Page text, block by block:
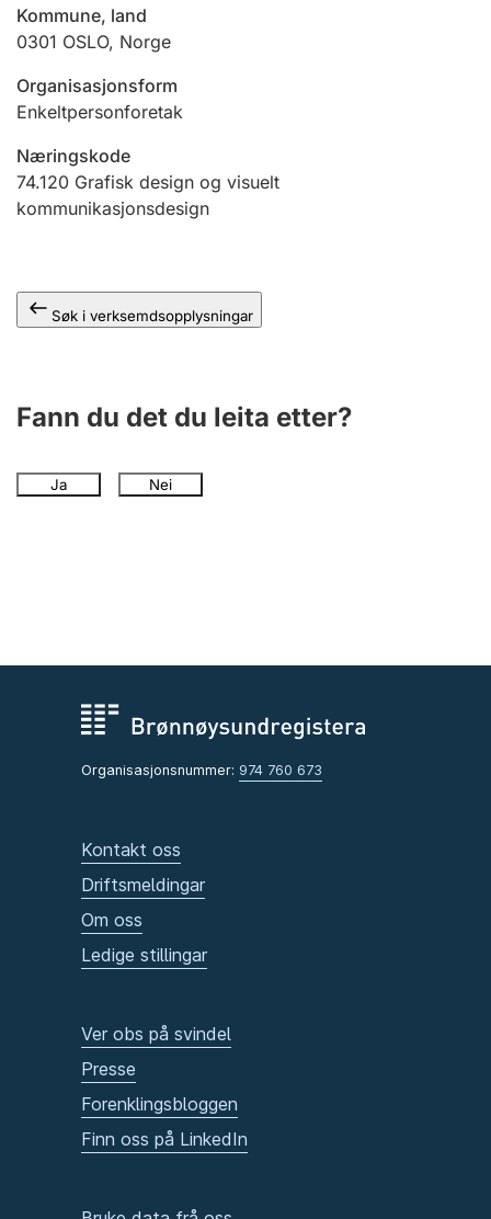
Ektepaktrettleiaren
Andre tema
Kommune, land
0301 OSLO, Norge
Organisasjonsform
Enkeltpersonforetak
Næringskode
74.120 Grafisk design og visuelt
kommunikasjonsdesign
Søk i verksemdsopplysningar
Fann du det du leita etter?
Ja Nei
Organisasjonsnummer: 974 760 673
Kontakt oss
Driftsmeldingar
Om oss
Ledige stillingar
Ver obs på svindel
Presse
Forenklingsbloggen
Finn oss på LinkedIn